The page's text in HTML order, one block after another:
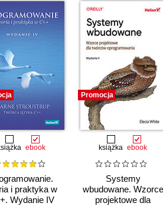
ebook
i praktyka w
Wydanie IV
Promocja
książka ebook
Systemy
wbudowane. Wzorce
projektowe dla